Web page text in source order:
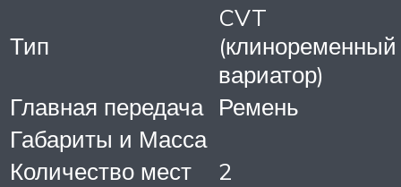
Тип
CVT
(клиноременный
вариатор)
Главная передача Ремень
Габариты и Масса
Количество мест
2